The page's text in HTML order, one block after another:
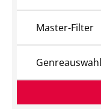
Master-Filter
Genreauswahl